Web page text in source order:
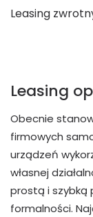
Leasing
Leasing
Obecnie
firmowych
urządzeń
własnej
prostą i szybką
formalności.